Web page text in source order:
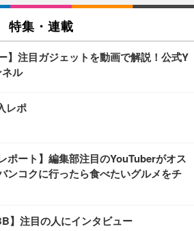
特集・連載
】注目ガジェットを動画で解説！公式Y
ル
レポ
ポート】編集部注目のYouTuberがオス
ンコクに行ったら食べたいグルメをチ
】注目の人にインタビュー